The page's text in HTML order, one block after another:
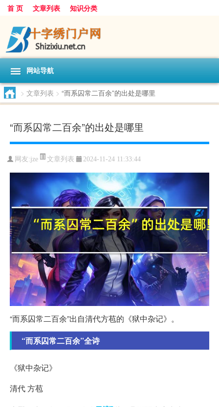
首 页 文章列表 知识分类
网站导航
> 文章列表 > “而系囚常二百余”的出处是哪里
“而系囚常二百余”的出处是哪里
网友:jze 文章列表 2024-11-24 11:33:44
“而系囚常二百余”出自清代方苞的《狱中杂记》。
“而系囚常二百余”全诗
《狱中杂记》
清代 方苞